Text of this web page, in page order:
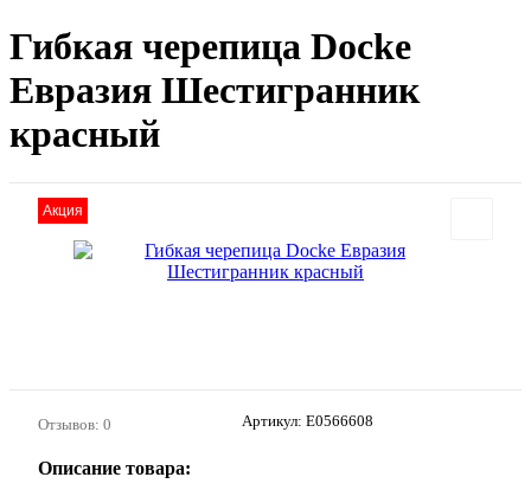
Гибкая черепица Docke
Евразия Шестигранник
красный
Акция
Отзывов: 0 Артикул: E0566608
Описание товара: